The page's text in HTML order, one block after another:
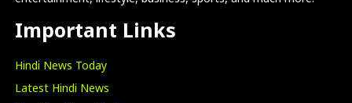
Important Links
Hindi News Today
Latest Hindi News